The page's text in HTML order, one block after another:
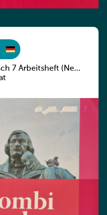
7 Arbeitsheft (Neue